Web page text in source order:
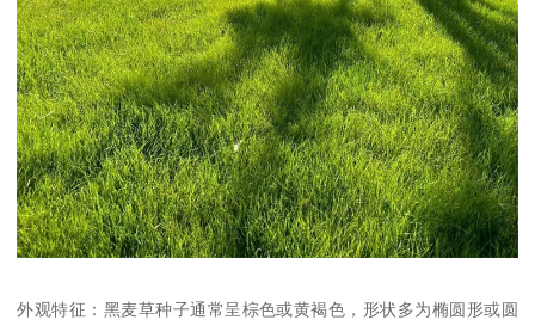
外观特征：黑麦草种子通常呈棕色或黄褐色，形状多为椭圆形或圆